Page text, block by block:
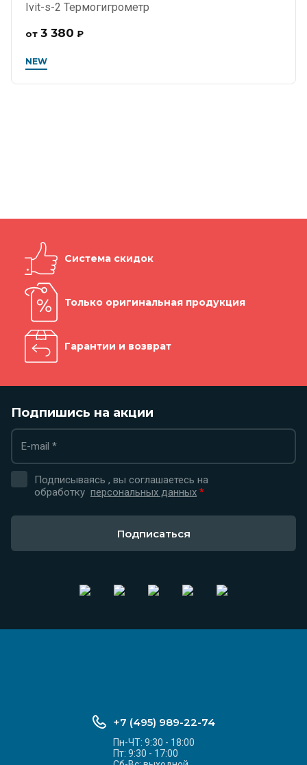
Ivit-s-2 Термогигрометр
NEW
от 3 380 ₽
Система скидок
Только оригинальная продукция
Гарантии и возврат
Подпишись на акции
Подписываясь , вы соглашаетесь на
обработку персональных данных *
Подписаться
+7 (495) 989-22-74
Пн-ЧТ: 9:30 - 18:00
Пт: 9:30 - 17:00